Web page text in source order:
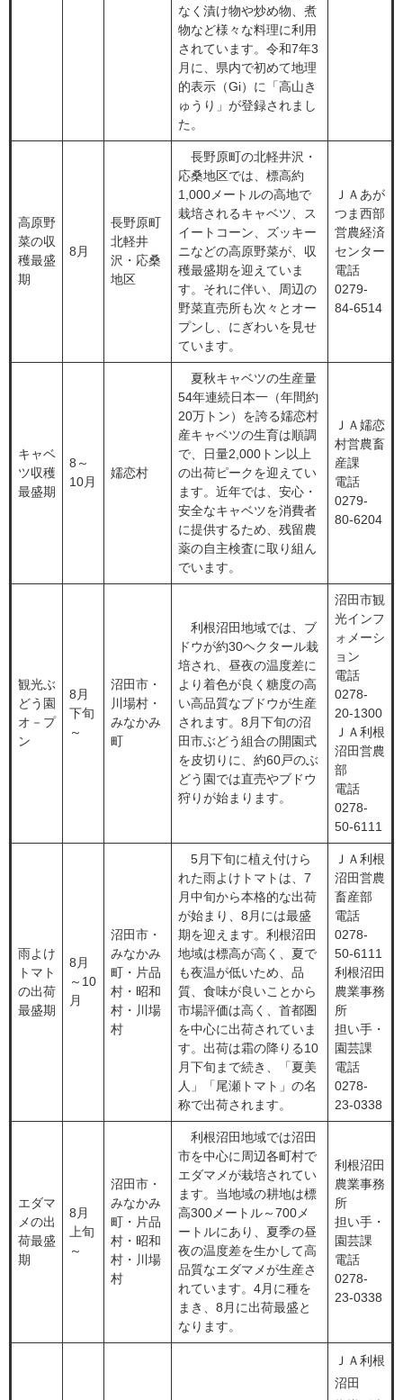
なく漬け物や炒め物、煮
物など様々な料理に利用
されています。令和7年3
月に、県内で初めて地理
的表示（Gi）に「高山き
ゅうり」が登録されまし
た。
高原野
菜の収
穫最盛
期
8月
長野原町
北軽井
沢・応桑
地区
長野原町の北軽井沢・
応桑地区では、標高約
1,000メートルの高地で
栽培されるキャベツ、ス
イートコーン、ズッキー
ニなどの高原野菜が、収
穫最盛期を迎えていま
す。それに伴い、周辺の
野菜直売所も次々とオー
プンし、にぎわいを見せ
ています。
ＪＡあが
つま西部
営農経済
センター
電話
0279-
84-6514
キャベ
ツ収穫
最盛期
8～
10月
嬬恋村
夏秋キャベツの生産量
54年連続日本一（年間約
20万トン）を誇る嬬恋村
産キャベツの生育は順調
で、日量2,000トン以上
の出荷ピークを迎えてい
ます。近年では、安心・
安全なキャベツを消費者
に提供するため、残留農
薬の自主検査に取り組ん
でいます。
ＪＡ嬬恋
村営農畜
産課
電話
0279-
80-6204
観光ぶ
どう園
オ－プ
ン
8月
下旬
～
沼田市・
川場村・
みなかみ
町
利根沼田地域では、ブ
ドウが約30ヘクタール栽
培され、昼夜の温度差に
より着色が良く糖度の高
い高品質なブドウが生産
されます。8月下旬の沼
田市ぶどう組合の開園式
を皮切りに、約60戸のぶ
どう園では直売やブドウ
狩りが始まります。
沼田市観
光インフ
ォメーシ
ョン
電話
0278-
20-1300
ＪＡ利根
沼田営農
部
電話
0278-
50-6111
雨よけ
トマト
の出荷
最盛期
8月
～10
月
沼田市・
みなかみ
町・片品
村・昭和
村・川場
村
5月下旬に植え付けら
れた雨よけトマトは、7
月中旬から本格的な出荷
が始まり、8月には最盛
期を迎えます。利根沼田
地域は標高が高く、夏で
も夜温が低いため、品
質、食味が良いことから
市場評価は高く、首都圏
を中心に出荷されていま
す。出荷は霜の降りる10
月下旬まで続き、「夏美
人」「尾瀬トマト」の名
称で出荷されます。
ＪＡ利根
沼田営農
畜産部
電話
0278-
50-6111
利根沼田
農業事務
所
担い手・
園芸課
電話
0278-
23-0338
エダマ
メの出
荷最盛
期
8月
上旬
～
沼田市・
みなかみ
町・片品
村・昭和
村・川場
村
利根沼田地域では沼田
市を中心に周辺各町村で
エダマメが栽培されてい
ます。当地域の耕地は標
高300メートル～700メ
ートルにあり、夏季の昼
夜の温度差を生かして高
品質なエダマメが生産さ
れています。4月に種を
まき、8月に出荷最盛と
なります。
利根沼田
農業事務
所
担い手・
園芸課
電話
0278-
23-0338
ＪＡ利根
沼田